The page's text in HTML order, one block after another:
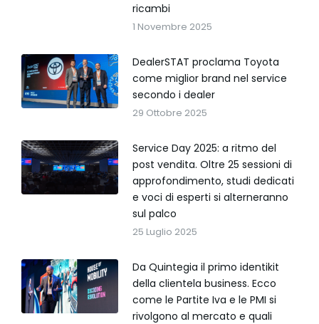
ricambi
1 Novembre 2025
DealerSTAT proclama Toyota
come miglior brand nel service
secondo i dealer
29 Ottobre 2025
Service Day 2025: a ritmo del
post vendita. Oltre 25 sessioni di
approfondimento, studi dedicati
e voci di esperti si alterneranno
sul palco
25 Luglio 2025
Da Quintegia il primo identikit
della clientela business. Ecco
come le Partite Iva e le PMI si
rivolgono al mercato e quali